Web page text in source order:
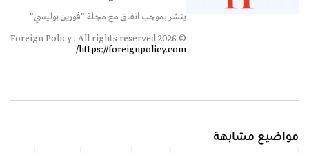
ينشر بموجب اتفاق مع مجلة "فورين بوليسي"
© 2026 Foreign Policy . All rights reserved
https://foreignpolicy.com/
مواضيع مشابهة